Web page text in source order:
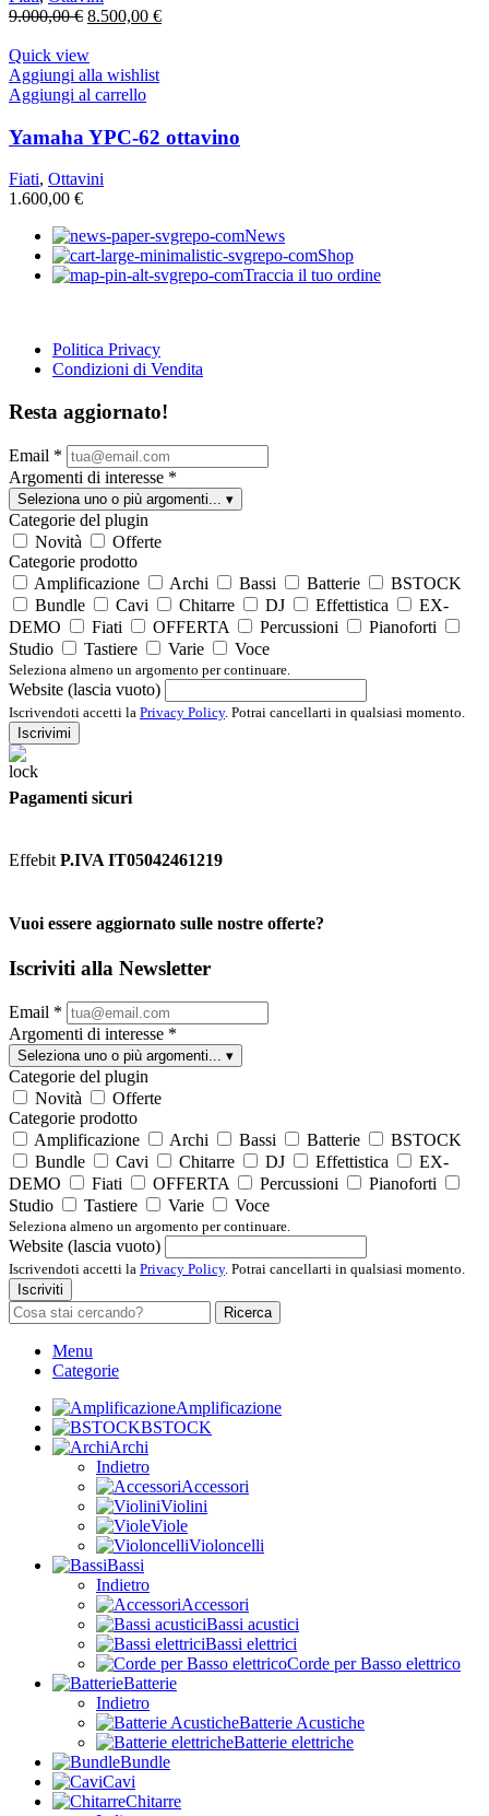
9.000,00€ Il
originale
era:
9.000,00 €.
8.500,00 €Il
Quick view
Aggiungi alla wishlist
Aggiungi al carrello
Yamaha YPC-62 ottavino
Fiati, Ottavini
1.600,00 €
News
Shop
Traccia il tuo ordine
Politica Privacy
Condizioni di Vendita
Resta aggiornato!
Email *
Argomenti di interesse *
Seleziona uno o più argomenti... ▾
Categorie del plugin
Novità
Offerte
Categorie prodotto
Amplificazione
Archi Bassi Batterie
BSTOCK
Bundle
Cavi Chitarre DJ Effettistica
EX-
DEMO
Fiati OFFERTA Percussioni
Pianoforti
Studio
Tastiere Varie Voce
Seleziona almeno un argomento per continuare.
Website (lascia vuoto)
Iscrivendoti accetti la Privacy Policy. Potrai cancellarti in qualsiasi momento.
Iscrivimi
Pagamenti sicuri
Effebit P.IVA IT05042461219
Vuoi essere aggiornato sulle nostre offerte?
Iscriviti alla Newsletter
Email *
Argomenti di interesse *
Seleziona uno o più argomenti... ▾
Categorie del plugin
Novità
Offerte
Categorie prodotto
Amplificazione
Archi Bassi Batterie
BSTOCK
Bundle
Cavi Chitarre DJ Effettistica
EX-
DEMO
Fiati OFFERTA Percussioni
Pianoforti
Studio
Tastiere Varie Voce
Seleziona almeno un argomento per continuare.
Website (lascia vuoto)
Iscrivendoti accetti la Privacy Policy. Potrai cancellarti in qualsiasi momento.
Iscriviti
Ricerca
Menu
Categorie
Amplificazione
BSTOCK
Archi
Indietro
Accessori
Violini
Viole
Violoncelli
Bassi
Indietro
Accessori
Bassi acustici
Bassi elettrici
Corde per Basso elettrico
Batterie
Indietro
Batterie Acustiche
Batterie elettriche
Bundle
Cavi
Chitarre